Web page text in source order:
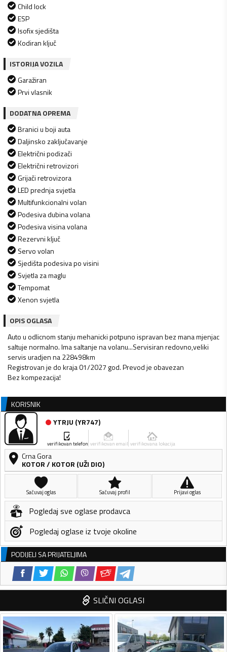
Child lock
ESP
Isofix sjedišta
Kodiran ključ
ISTORIJA VOZILA
Garažiran
Prvi vlasnik
DODATNA OPREMA
Branici u boji auta
Daljinsko zaključavanje
Električni podizači
Električni retrovizori
Grijači retrovizora
LED prednja svjetla
Multifunkcionalni volan
Podesiva dubina volana
Podesiva visina volana
Rezervni ključ
Servo volan
Sjedišta podesiva po visini
Svjetla za maglu
Tempomat
Xenon svjetla
OPIS OGLASA
Auto u odlicnom stanju mehanicki potpuno ispravan bez mana mjenjac
saltuje normalno. Ima saltanje na volanu...Servisiran redovno,veliki
servis uradjen na 228498km
Registrovan je do kraja 01/2027 god. Prevod je obavezan
Bez kompezacija!
KORISNIK
YTRJU (YR747)
verifikovan telefon verifikovan email verifikovana lokacija
Crna Gora
KOTOR/ KOTOR (UŽI DIO)
Sačuvaj oglas Sačuvaj profil Prijavi oglas
Pogledaj sve oglase prodavca
Pogledaj oglase iz tvoje okoline
PODIJELI SA PRIJATELJIMA
SLIČNI OGLASI